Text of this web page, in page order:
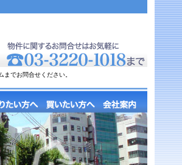
でお問合せください。